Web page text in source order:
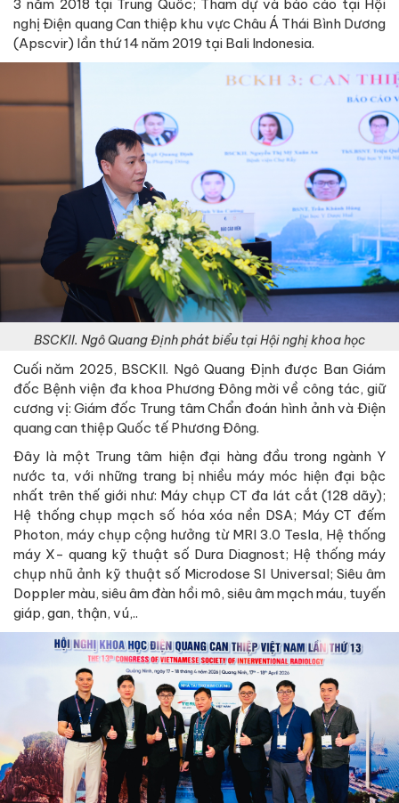
3 năm 2018 tại Trung Quốc; Tham dự và báo cáo tại Hội
nghị Điện quang Can thiệp khu vực Châu Á Thái Bình Dương
(Apscvir) lần thứ 14 năm 2019 tại Bali Indonesia.
BSCKII. Ngô Quang Định phát biểu tại Hội nghị khoa học
Cuối năm 2025, BSCKII. Ngô Quang Định được Ban Giám
đốc Bệnh viện đa khoa Phương Đông mời về công tác, giữ
cương vị: Giám đốc Trung tâm Chẩn đoán hình ảnh và Điện
quang can thiệp Quốc tế Phương Đông.
Đây là một Trung tâm hiện đại hàng đầu trong ngành Y
nước ta, với những trang bị nhiều máy móc hiện đại bậc
nhất trên thế giới như: Máy chụp CT đa lát cắt (128 dãy);
Hệ thống chụp mạch số hóa xóa nền DSA; Máy CT đếm
Photon, máy chụp cộng hưởng từ MRI 3.0 Tesla, Hệ thống
máy X- quang kỹ thuật số Dura Diagnost; Hệ thống máy
chụp nhũ ảnh kỹ thuật số Microdose SI Universal; Siêu âm
Doppler màu, siêu âm đàn hồi mô, siêu âm mạch máu, tuyến
giáp, gan, thận, vú,..